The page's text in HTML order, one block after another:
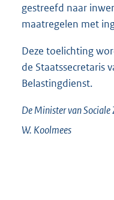
gestreefd naar
maatregelen met
Deze toelichting
de Staatssecretaris
Belastingdienst.
De Minister van
W. Koolmees